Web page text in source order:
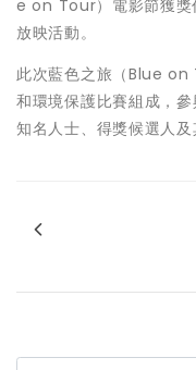
e on Tour）電影節獲獎
放映活動。
此次藍色之旅（Blue on
和環境保護比賽組成，參
知名人士、得獎候選人及